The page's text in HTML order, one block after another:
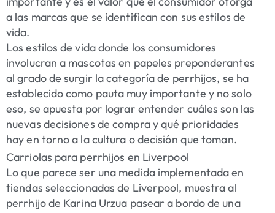
a las marcas que se identifican con sus estilos de
vida.
Los estilos de vida donde los consumidores
involucran a mascotas en papeles preponderantes
al grado de surgir la categoría de perrhijos, se ha
establecido como pauta muy importante y no solo
eso, se apuesta por lograr entender cuáles son las
nuevas decisiones de compra y qué prioridades
hay en torno a la cultura o decisión que toman.
Carriolas para perrhijos en Liverpool
Lo que parece ser una medida implementada en
tiendas seleccionadas de Liverpool, muestra al
perrhijo de Karina Urzua pasear a bordo de una